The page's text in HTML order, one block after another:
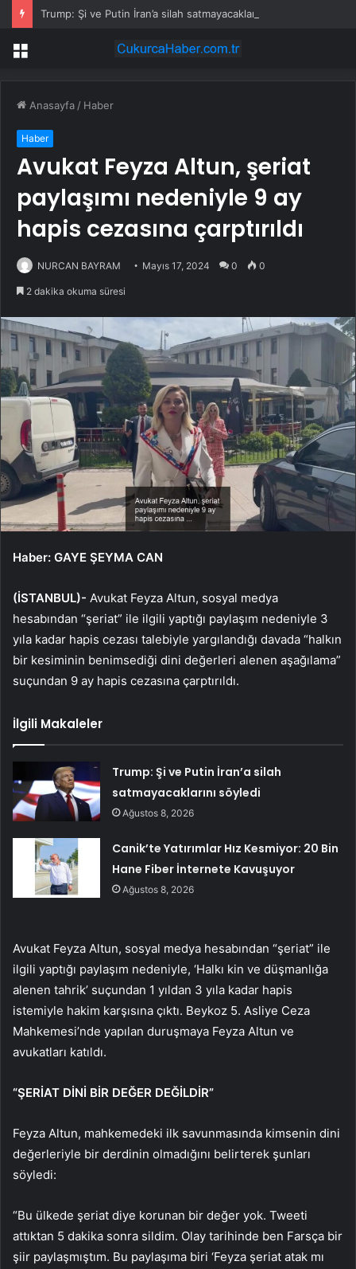
Trump: Şi ve Putin İran’a silah satmayacaklarını söyledi
Menü
Anasayfa / Haber
Haber
Avukat Feyza Altun, şeriat
paylaşımı nedeniyle 9 ay
hapis cezasına çarptırıldı
NURCAN BAYRAM Mayıs 17, 2024 0 0
2 dakika okuma süresi
Haber: GAYE ŞEYMA CAN
(İSTANBUL)- Avukat Feyza Altun, sosyal medya
hesabından “şeriat” ile ilgili yaptığı paylaşım nedeniyle 3
yıla kadar hapis cezası talebiyle yargılandığı davada “halkın
bir kesiminin benimsediği dini değerleri alenen aşağılama”
suçundan 9 ay hapis cezasına çarptırıldı.
İlgili Makaleler
Trump: Şi ve Putin İran’a silah
satmayacaklarını söyledi
Ağustos 8, 2026
Canik’te Yatırımlar Hız Kesmiyor: 20 Bin
Hane Fiber İnternete Kavuşuyor
Ağustos 8, 2026
Avukat Feyza Altun, sosyal medya hesabından “şeriat” ile
ilgili yaptığı paylaşım nedeniyle, ‘Halkı kin ve düşmanlığa
alenen tahrik’ suçundan 1 yıldan 3 yıla kadar hapis
istemiyle hakim karşısına çıktı. Beykoz 5. Asliye Ceza
Mahkemesi’nde yapılan duruşmaya Feyza Altun ve
avukatları katıldı.
“ŞERİAT DİNİ BİR DEĞER DEĞİLDİR”
Feyza Altun, mahkemedeki ilk savunmasında kimsenin dini
değerleriyle bir derdinin olmadığını belirterek şunları
söyledi:
“Bu ülkede şeriat diye korunan bir değer yok. Tweeti
attıktan 5 dakika sonra sildim. Olay tarihinde ben Farsça bir
şiir paylaşmıştım. Bu paylaşıma biri ‘Feyza şeriat atak mı